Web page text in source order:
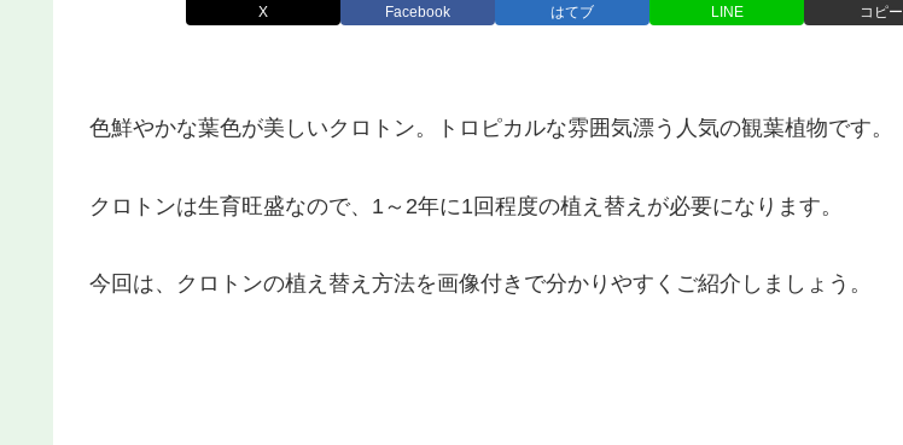
X Facebook はてブ LINE コピー
色鮮やかな葉色が美しいクロトン。トロピカルな雰囲気漂う人気の観葉植物です。
クロトンは生育旺盛なので、1～2年に1回程度の植え替えが必要になります。
今回は、クロトンの植え替え方法を画像付きで分かりやすくご紹介しましょう。